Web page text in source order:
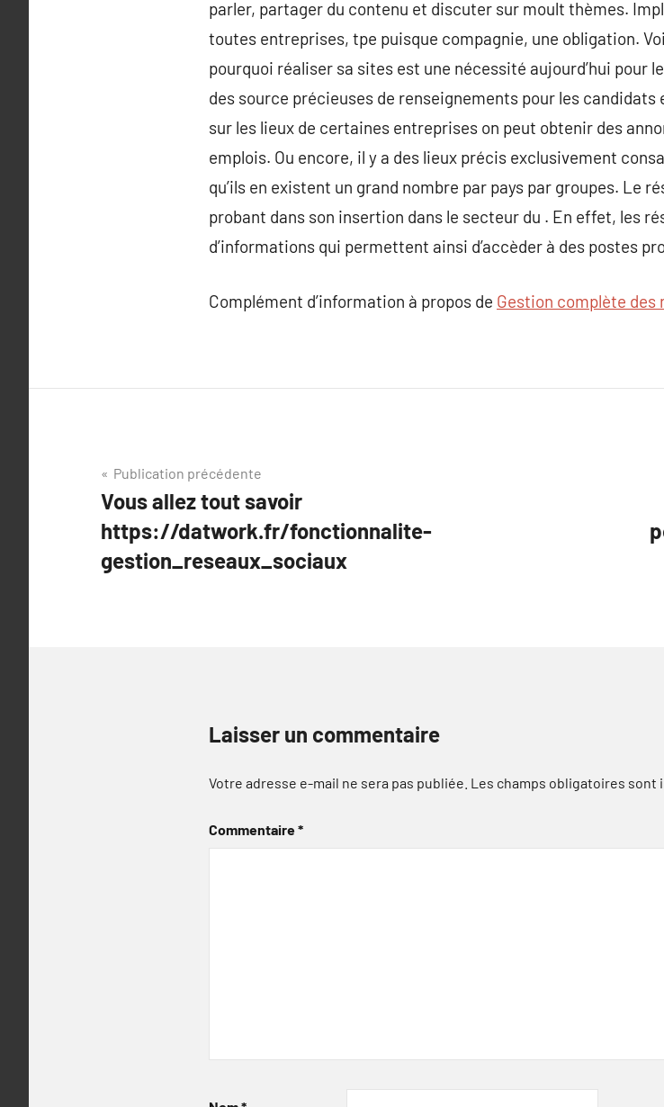
parler, partager du contenu et discuter sur moult thèmes.
toutes entreprises, tpe puisque compagnie, une obligation.
pourquoi réaliser sa sites est une nécessité aujourd’hui pour
des source précieuses de renseignements pour les
sur les lieux de certaines entreprises on peut obtenir des
emplois. Ou encore, il y a des lieux précis exclusivement
qu’ils en existent un grand nombre par pays par groupes. Le
probant dans son insertion dans le secteur du . En effet, les
d’informations qui permettent ainsi d’accèder à des postes
Complément d’information à propos de Gestion complète des
Navigation
de
l’article
Publication précédente
Vous allez tout savoir
https://datwork.fr/fonctionnalite-
gestion_reseaux_sociaux
Laisser un commentaire
Votre adresse e-mail ne sera pas publiée. Les champs obligatoires sont
Commentaire*